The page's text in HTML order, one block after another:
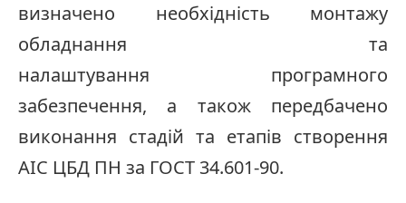
визначено необхідність монтажу
обладнання та
налаштування програмного
забезпечення, а також передбачено
виконання стадій та етапів створення
АІС ЦБД ПН за ГОСТ 34.601-90.